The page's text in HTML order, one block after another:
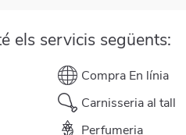
els servicis següents:
Compra En línia
Carnisseria al tall
Perfumeria